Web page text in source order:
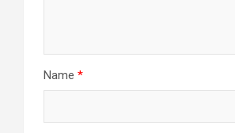
Name *